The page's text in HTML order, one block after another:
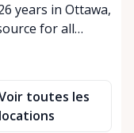
for all
our offerings
in the power of
to rent out their
toutes les
locations